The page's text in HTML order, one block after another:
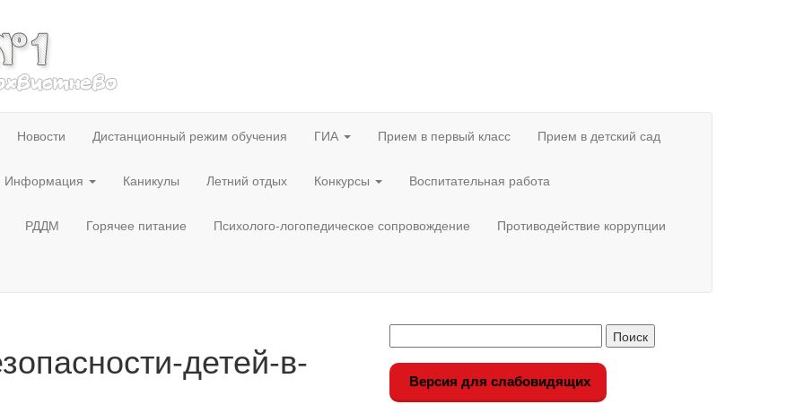
Новости Дистанционный режим обучения ГИА Прием в первый класс Прием в детский сад
Информация Каникулы Летний отдых Конкурсы Воспитательная работа
РДДМ Горячее питание Психолого-логопедическое сопровождение Противодействие коррупции
детей-в- Версия для слабовидящих